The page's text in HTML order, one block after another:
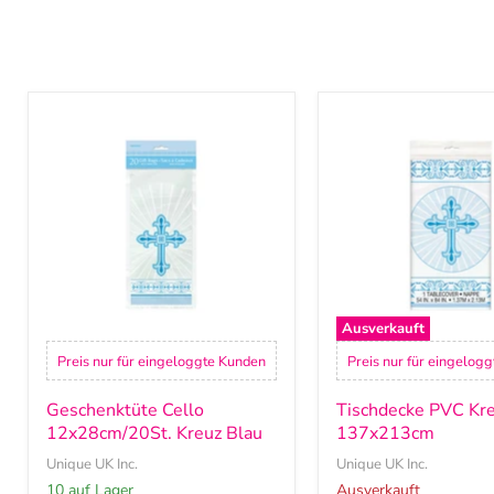
12x28cm/20St.
Preis nur für eingeloggte Kunden
Geschenktüte Cello
12x28cm/20St. Kreuz Blau
Unique UK Inc.
10 auf Lager
Ausverkauft
137x213cm
Preis nur für
Tischdecke PVC
137x213cm
Unique UK Inc.
Ausverkauft